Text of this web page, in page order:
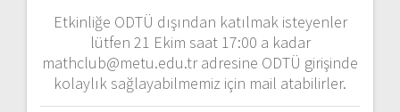
Etkinliğe ODTÜ dışından katılmak isteyenler
lütfen 21 Ekim saat 17:00 a kadar
mathclub@metu.edu.tr adresine ODTÜ girişinde
kolaylık sağlayabilmemiz için mail atabilirler.